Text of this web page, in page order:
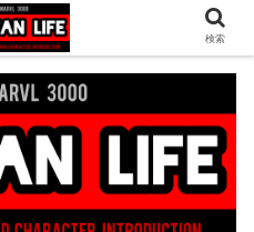
どマーベル最新情報をお届け！時々
り！
検索